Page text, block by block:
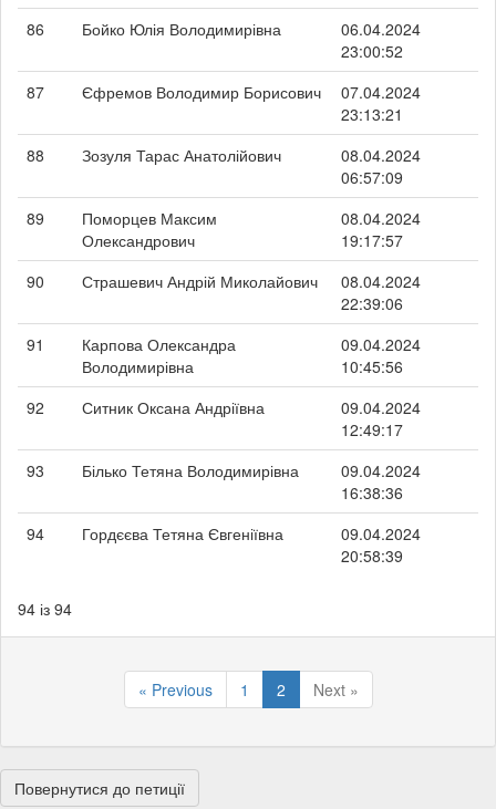
86
Бойко Юлія Володимирівна
06.04.2024
23:00:52
87
Єфремов Володимир Борисович
07.04.2024
23:13:21
88
Зозуля Тарас Анатолійович
08.04.2024
06:57:09
89
Поморцев Максим
Олександрович
08.04.2024
19:17:57
90
Страшевич Андрій Миколайович
08.04.2024
22:39:06
91
Карпова Олександра
Володимирівна
09.04.2024
10:45:56
92
Ситник Оксана Андріївна
09.04.2024
12:49:17
93
Білько Тетяна Володимирівна
09.04.2024
16:38:36
94
Гордєєва Тетяна Євгеніївна
09.04.2024
20:58:39
94 із 94
« Previous 1 2 Next »
Повернутися до петиції